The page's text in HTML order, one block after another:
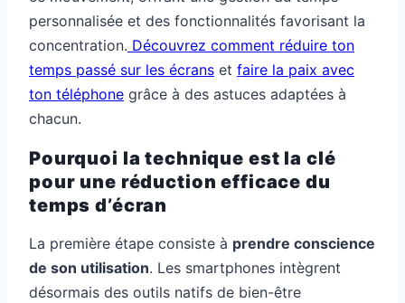
personnalisée et des fonctionnalités favorisant la
concentration. Découvrez comment réduire ton
temps passé sur les écrans et faire la paix avec
ton téléphone grâce à des astuces adaptées à
chacun.
Pourquoi la technique est la clé
pour une réduction efficace du
temps d’écran
La première étape consiste à prendre conscience
de son utilisation. Les smartphones intègrent
désormais des outils natifs de bien-être